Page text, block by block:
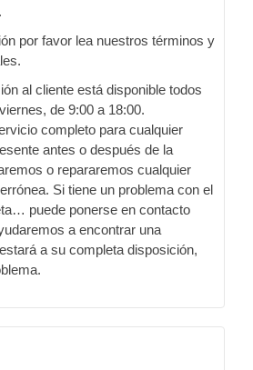
por favor lea nuestros términos y
al cliente está disponible todos
de 9:00 a 18:00.
completo para cualquier
antes o después de la
o repararemos cualquier
Si tiene un problema con el
puede ponerse en contacto
a encontrar una
a su completa disposición,